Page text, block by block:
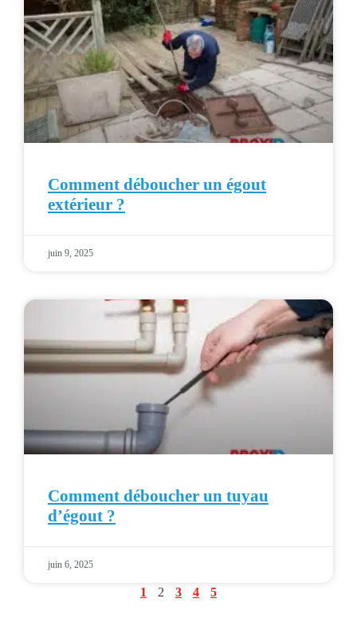
Comment déboucher un égout
extérieur ?
juin 9, 2025
Comment déboucher un tuyau
d’égout ?
juin 6, 2025
1 2 3 4 5